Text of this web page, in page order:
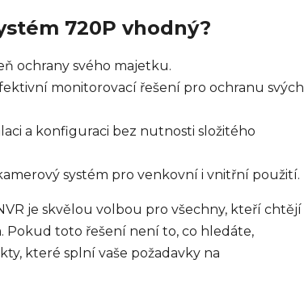
720P vhodný?
ochrany svého majetku.
monitorovací řešení pro ochranu svých
a konfiguraci bez nutnosti složitého
systém pro venkovní i vnitřní použití.
je skvělou volbou pro všechny, kteří chtějí
Pokud toto řešení není to, co hledáte,
které splní vaše požadavky na